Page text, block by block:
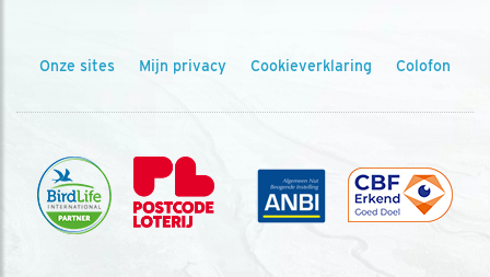
Onze sites Mijn privacy Cookieverklaring Colofon